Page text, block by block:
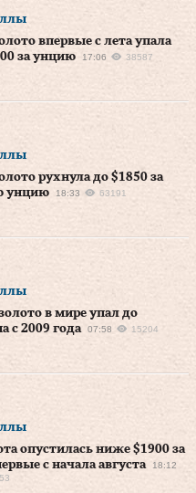
впервые с лета упала
за унцию
17:06 38587
рухнула до $1850 за
унцию
18:33 63191
в мире упал до
с 2009 года
07:58 15204
опустилась ниже $1900 за
с начала августа
18:12